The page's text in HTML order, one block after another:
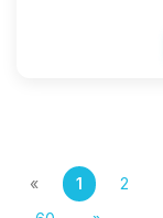
« 1 2